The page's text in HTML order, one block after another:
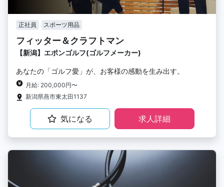
正社員 スポーツ用品
フィッター＆クラフトマン
【新潟】エポンゴルフ(ゴルフメーカー)
あなたの「ゴルフ愛」が、お客様の感動を生み出す。
月給: 200,000円〜
新潟県燕市東太田1137
気になる 求人詳細